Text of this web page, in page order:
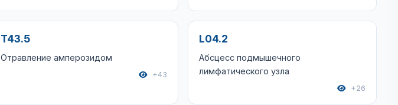
T43.5
Отравление амперозидом
+43
L04.2
Абсцесс подмышечного
лимфатического узла
+26